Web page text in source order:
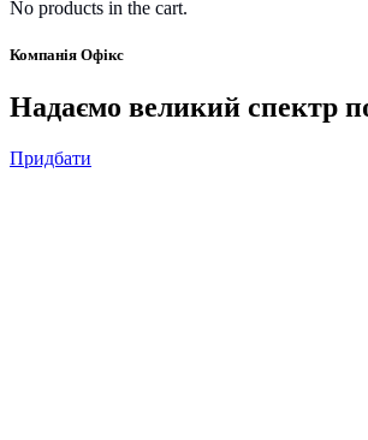
No products in the cart.
Компанія Офікс
Надаємо великий спектр
Придбати